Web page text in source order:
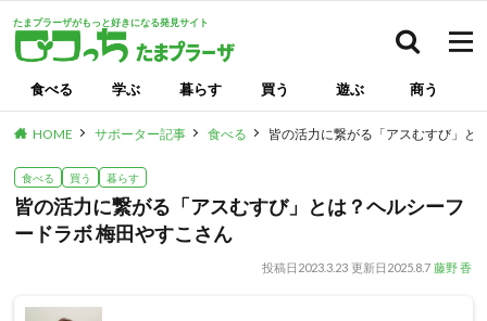
たまプラーザがもっと好きになる発見サイト
食べる 学ぶ 暮らす 買う 遊ぶ 商う
HOME サポーター記事 食べる 皆の活力に繋がる「アスむすび」と
食べる 買う 暮らす
皆の活力に繋がる「アスむすび」とは？ヘルシーフ
ードラボ 梅田やすこさん
投稿日 2023.3.23 更新日 2025.8.7 藤野 香